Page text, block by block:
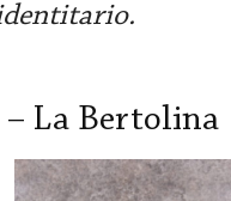
– La Bertolina